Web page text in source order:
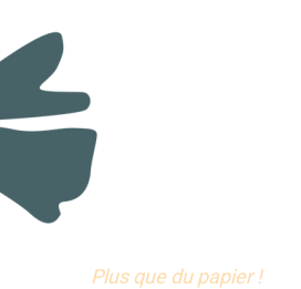
Plus que du papier !